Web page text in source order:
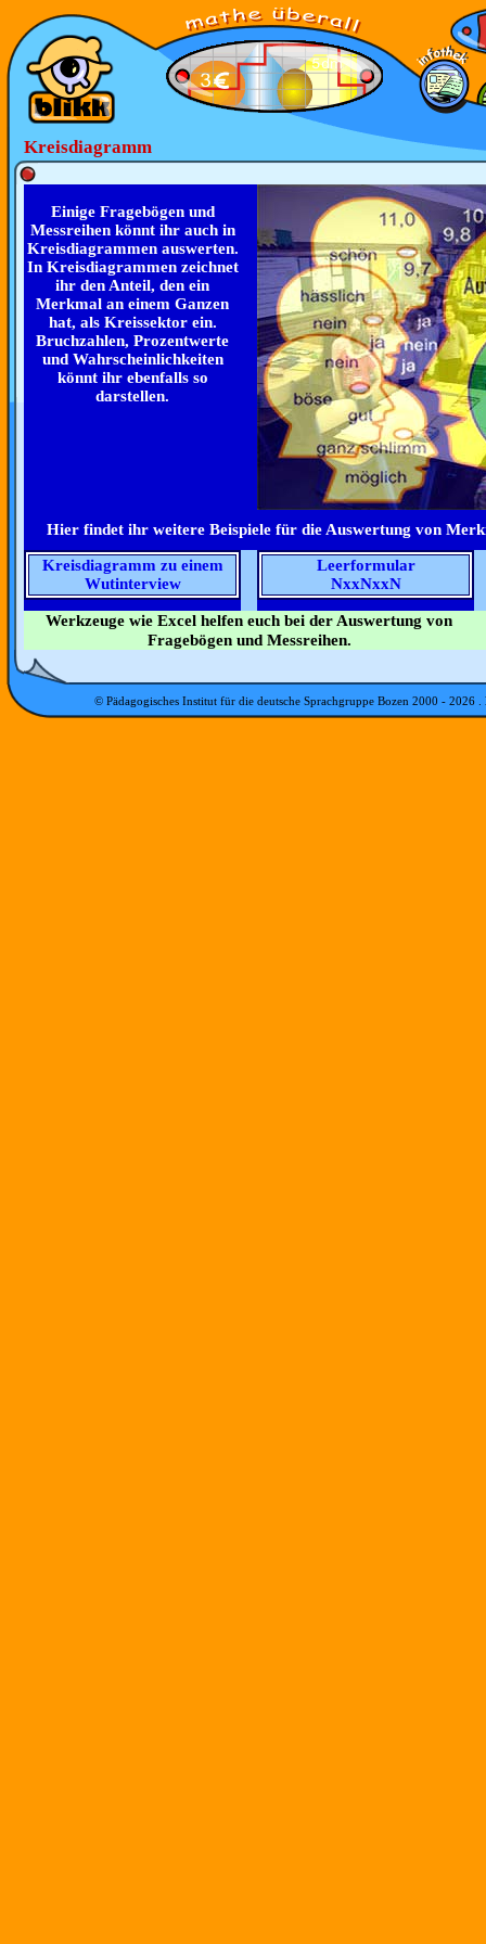
Kreisdiagramm
Einige Fragebögen und
Messreihen könnt ihr auch in
Kreisdiagrammen auswerten.
In Kreisdiagrammen zeichnet
ihr den Anteil, den ein
Merkmal an einem Ganzen
hat, als Kreissektor ein.
Bruchzahlen, Prozentwerte
und Wahrscheinlichkeiten
könnt ihr ebenfalls so
darstellen.
Hier findet ihr weitere Beispiele für die Auswertung von
Kreisdiagramm zu einem
Wutinterview
Leerformular
NxxNxxN
Werkzeuge wie Excel helfen euch bei der Auswertung von
Fragebögen und Messreihen.
© Pädagogisches Institut für die deutsche Sprachgruppe Bozen 2000 - 2026